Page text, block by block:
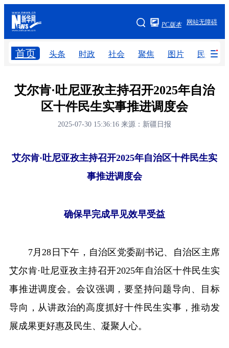
网站无障碍
PC版本
首页 头条 时政 社会 聚焦 图片 民生
网站地图
头条 时政 社会 聚焦
图片 民生 访谈
访惠聚 专题 服务
融媒体联播
天津 河北
浙江 安徽 福建 江西
四川 贵州
艾尔肯·吐尼亚孜主持召开2025年自治
区十件民生实事推进调度会
2025-07-30 15:36:16 来源：新疆日报
艾尔肯·吐尼亚孜主持召开2025年自治区十件民生实
事推进调度会
确保早完成早见效早受益
7月28日下午，自治区党委副书记、自治区主席
艾尔肯·吐尼亚孜主持召开2025年自治区十件民生实
事推进调度会。会议强调，要坚持问题导向、目标
导向，从讲政治的高度抓好十件民生实事，推动发
展成果更好惠及民生、凝聚人心。